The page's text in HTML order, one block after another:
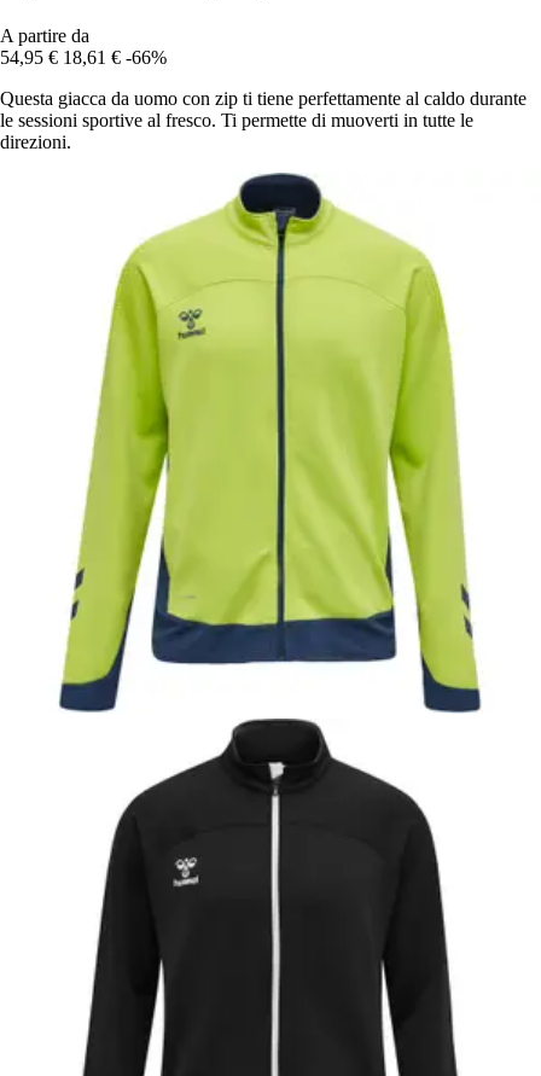
A partire da
54,95 € 18,61 € -66%
Questa giacca da uomo con zip ti tiene perfettamente al caldo durante
le sessioni sportive al fresco. Ti permette di muoverti in tutte le
direzioni.